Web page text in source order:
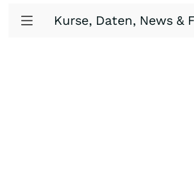
Kurse, Daten, News &